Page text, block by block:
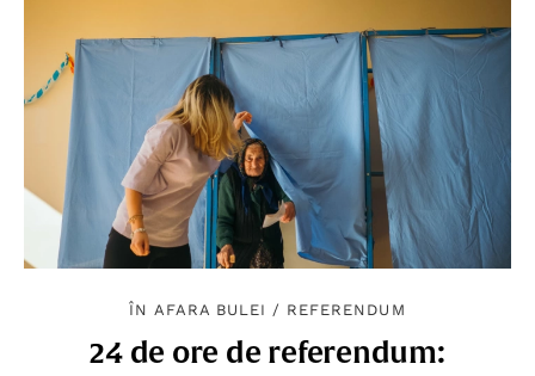
ÎN AFARA BULEI / REFERENDUM
24 de ore de referendum: